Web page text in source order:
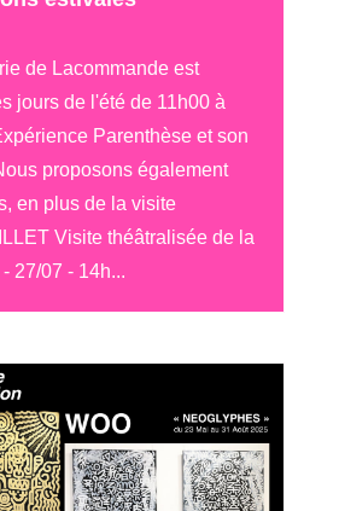
de Lacommande est
jours de l'été de 11h00 à
Parenthèse et son
proposons également
en plus de la visite
Visite théâtralisée de la
27/07 - 14h...